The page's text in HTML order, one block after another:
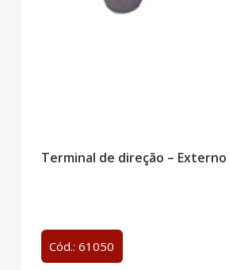
Terminal de direção – Externo
Cód.: 61050